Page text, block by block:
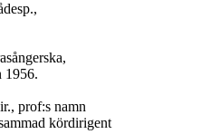
1956.
prof:s namn
kördirigent